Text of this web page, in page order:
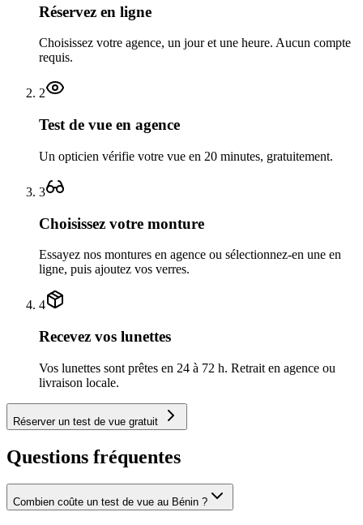
Réservez en ligne
Choisissez votre agence, un jour et une heure. Aucun compte
requis.
2
Test de vue en agence
Un opticien vérifie votre vue en 20 minutes, gratuitement.
3
Choisissez votre monture
Essayez nos montures en agence ou sélectionnez-en une en
ligne, puis ajoutez vos verres.
4
Recevez vos lunettes
Vos lunettes sont prêtes en 24 à 72 h. Retrait en agence ou
livraison locale.
Réserver un test de vue gratuit
Questions fréquentes
Combien coûte un test de vue au Bénin ?